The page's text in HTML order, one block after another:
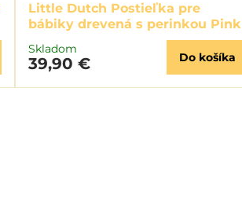
Little Dutch Postieľka pre
bábiky drevená s perinkou Pink
Skladom
39,90 € Do košíka